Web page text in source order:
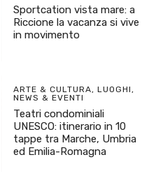
Sportcation vista mare: a
Riccione la vacanza si vive
in movimento
ARTE & CULTURA, LUOGHI,
NEWS & EVENTI
Teatri condominiali
UNESCO: itinerario in 10
tappe tra Marche, Umbria
ed Emilia-Romagna